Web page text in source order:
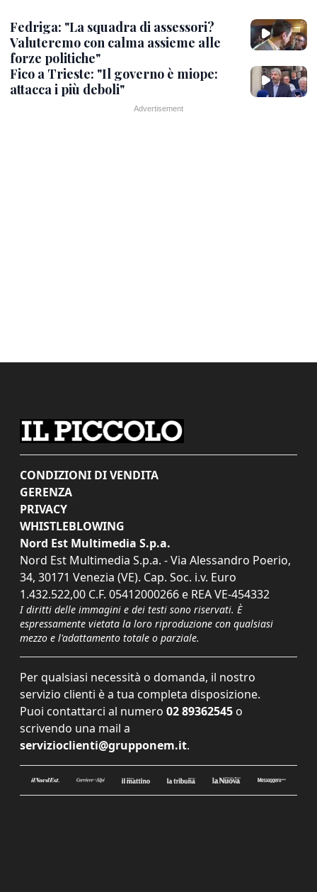
Fedriga: "La squadra di assessori?
Valuteremo con calma assieme alle
forze politiche"
Fico a Trieste: "Il governo è miope:
attacca i più deboli"
CONDIZIONI DI VENDITA
GERENZA
PRIVACY
WHISTLEBLOWING
Nord Est Multimedia S.p.a.
Nord Est Multimedia S.p.a. - Via Alessandro Poerio,
34, 30171 Venezia (VE). Cap. Soc. i.v. Euro
1.432.522,00 C.F. 05412000266 e REA VE-454332
I diritti delle immagini e dei testi sono riservati. È
espressamente vietata la loro riproduzione con qualsiasi
mezzo e l'adattamento totale o parziale.
Per qualsiasi necessità o domanda, il nostro
servizio clienti è a tua completa disposizione.
Puoi contattarci al numero 02 89362545 o
scrivendo una mail a
servizioclienti@grupponem.it.